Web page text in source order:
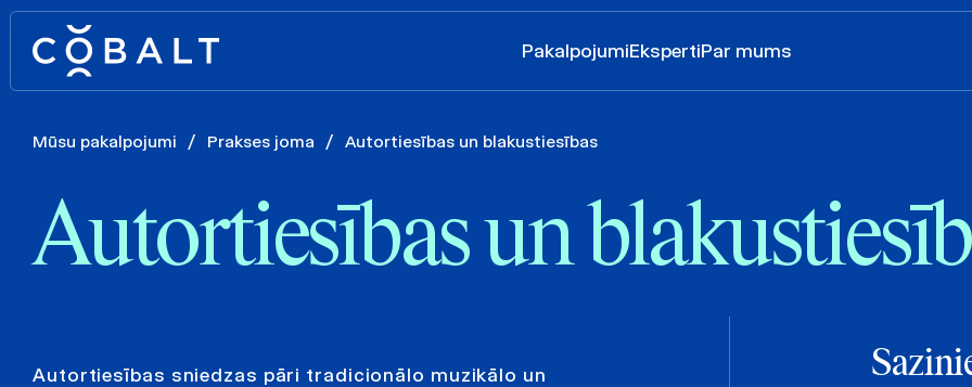
PakalpojumiEkspertiPar mums
Mūsu pakalpojumi / Prakses joma / Autortiesības un blakustiesības
Autortiesības un
Autortiesības sniedzas pāri tradicionālo muzikālo un